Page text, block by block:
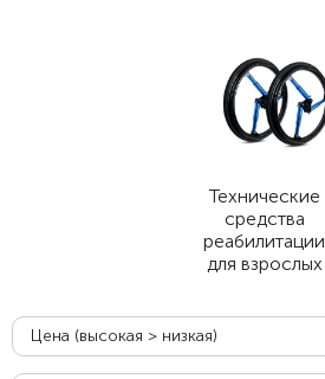
Технические
средства
реабилитации
для взрослых
Цена (высокая > низкая)